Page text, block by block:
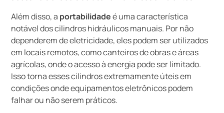
Além disso, a portabilidadeé uma característica
notável dos cilindros hidráulicos manuais. Por não
dependerem de eletricidade, eles podem ser utilizados
em locais remotos, como canteiros de obras e áreas
agrícolas, onde o acesso à energia pode ser limitado.
Isso torna esses cilindros extremamente úteis em
condições onde equipamentos eletrônicos podem
falhar ou não serem práticos.